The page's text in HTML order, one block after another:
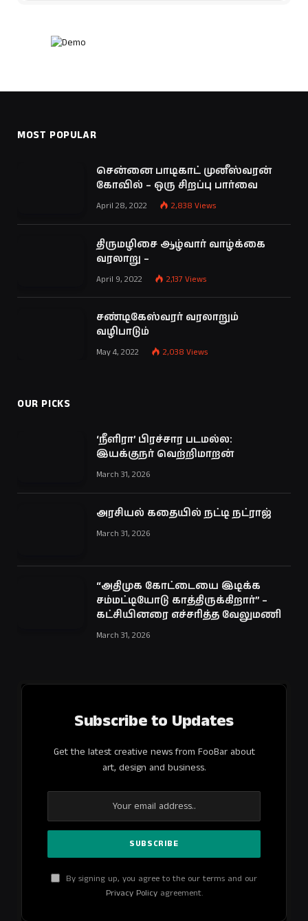
MOST POPULAR
சென்னை பாடிகாட் முனீஸ்வரன்
கோவில் – ஒரு சிறப்பு பார்வை
April 28, 2022 2,838 Views
திருமழிசை ஆழ்வார் வாழ்க்கை
வரலாறு –
April 9, 2022 2,137 Views
சண்டிகேஸ்வரர் வரலாறும்
வழிபாடும்
May 4, 2022 2,038 Views
OUR PICKS
‘நீளிரா’ பிரச்சார படமல்ல:
இயக்குநர் வெற்றிமாறன்
March 31, 2026
அரசியல் கதையில் நட்டி நட்ராஜ்
March 31, 2026
“அதிமுக கோட்டையை இடிக்க
சம்மட்டியோடு காத்திருக்கிறார்” –
கட்சியினரை எச்சரித்த வேலுமணி
March 31, 2026
Subscribe to Updates
Get the latest creative news from FooBar about
art, design and business.
By signing up, you agree to the our terms and our
Privacy Policyagreement.